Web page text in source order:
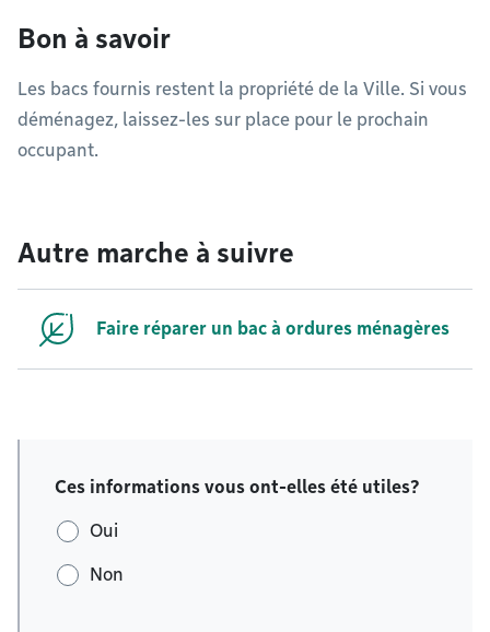
Bon à savoir
Les bacs fournis restent la propriété de la Ville. Si vous
déménagez, laissez-les sur place pour le prochain
occupant.
Autre marche à suivre
Faire réparer un bac à ordures ménagères
Ces informations vous ont-elles été utiles?
Oui
Non